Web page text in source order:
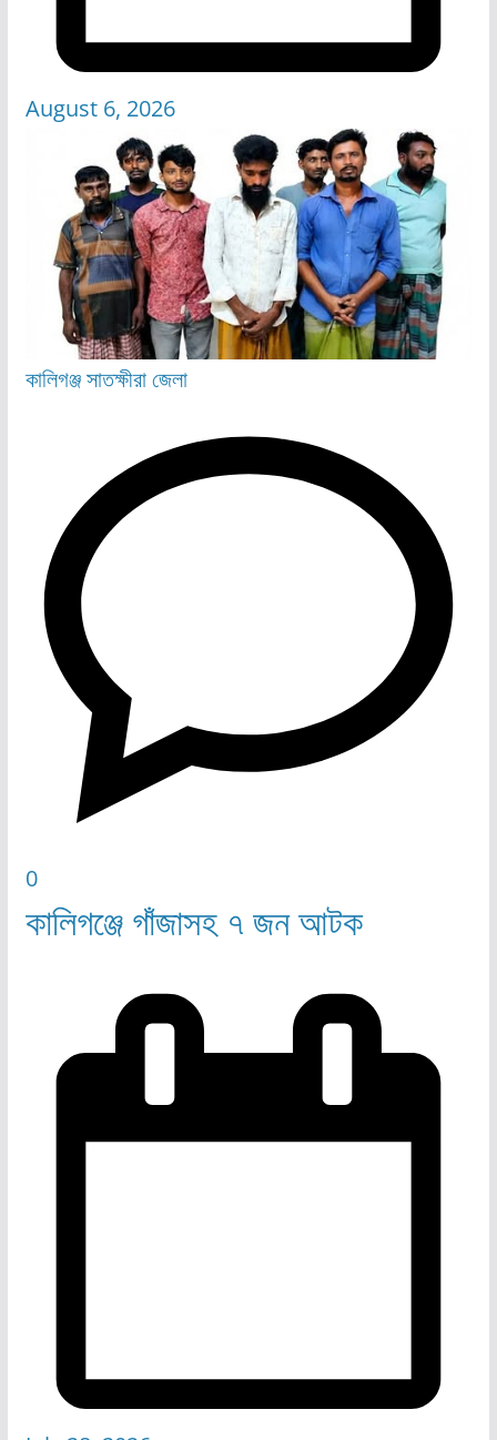
August 6, 2026
কালিগঞ্জসাতক্ষীরা জেলা
0
কালিগঞ্জে গাঁজাসহ ৭ জন আটক